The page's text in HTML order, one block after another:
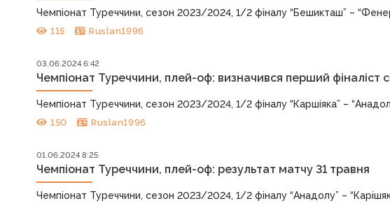
Чемпіонат Туреччини, сезон 2023/2024, 1/2 фіналу “Бешикташ” –
115 Ruslan1996
03.06.2024 6:42
Чемпіонат Туреччини, плей-оф: визначився перший фіналіст
Чемпіонат Туреччини, сезон 2023/2024, 1/2 фіналу “Каршіяка” –
150 Ruslan1996
01.06.2024 8:25
Чемпіонат Туреччини, плей-оф: результат матчу 31 травня
Чемпіонат Туреччини, сезон 2023/2024, 1/2 фіналу “Анадолу” –